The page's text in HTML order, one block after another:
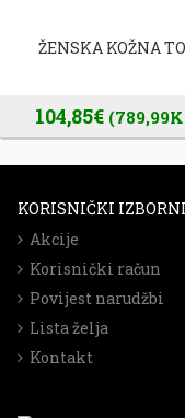
ŽENSKA KOŽNA
104,85€
KORISNIČKI
Akcije
Korisnički račun
Povijest narudžbi
Lista želja
Kontakt